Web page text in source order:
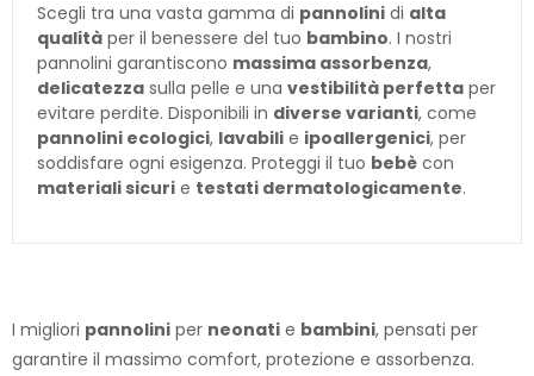
I migliori pannolini per neonati e bambini, pensati per
garantire il massimo comfort, protezione e assorbenza.
Scegli tra una vasta gamma di pannolini di alta
qualità per il benessere del tuo bambino. I nostri
pannolini garantiscono massima assorbenza,
delicatezza sulla pelle e una vestibilità perfetta per
evitare perdite. Disponibili in diverse varianti, come
pannolini ecologici, lavabili e ipoallergenici, per
soddisfare ogni esigenza. Proteggi il tuo bebè con
materiali sicuri e testati dermatologicamente.